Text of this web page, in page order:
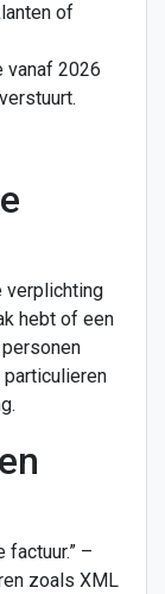
of
vanaf 2026
verplichting
hebt of een
factuur.” –
zoals XML